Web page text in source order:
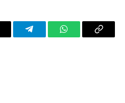
TelegramWhatsAppCopy